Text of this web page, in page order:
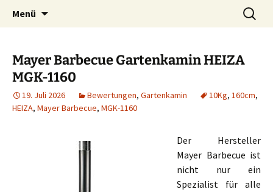
Menü
Suchen
nach:
Mayer Barbecue Gartenkamin HEIZA
MGK-1160
19. Juli 2026 Bewertungen, Gartenkamin 10Kg, 160cm,
HEIZA, Mayer Barbecue, MGK-1160
Der Hersteller
Mayer Barbecue ist
nicht nur ein
Spezialist für alle